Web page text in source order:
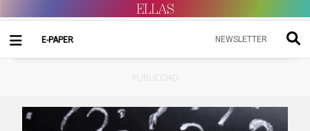
E-PAPER NEWSLETTER
PUBLICIDAD